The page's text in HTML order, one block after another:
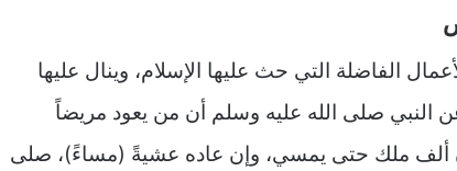
الفاضلة التي حث عليها الإسلام، وينال عليها
عن النبي صلى الله عليه وسلم أن من يعود مريضاً
ألف ملك حتى يمسي، وإن عاده عشيةً (مساءً)، صلى